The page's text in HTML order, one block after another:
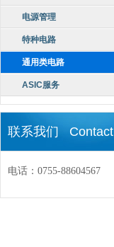
电源管理
特种电路
通用类电路
ASIC服务
联系我们 Contact
电话：0755-88604567